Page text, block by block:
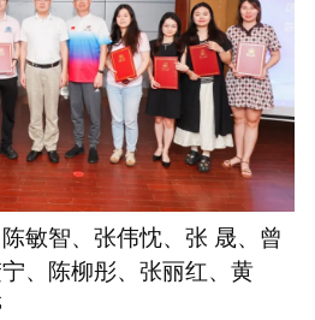
敏智、张伟忱、张 晟、曾
、陈柳彤、张丽红、黄